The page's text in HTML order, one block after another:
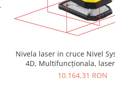
Nivela laser in cruce Nivel
4D, Multifuncționala,
planuri laser (360
10.164,31 RON